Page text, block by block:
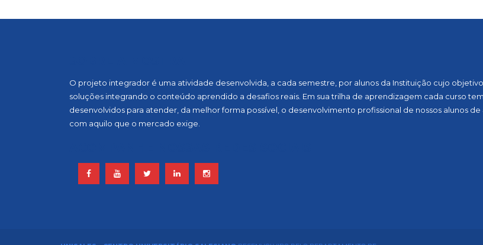
O projeto integrador é uma atividade desenvolvida, a cada semestre, por alunos da Instituição cujo
soluções integrando o conteúdo aprendido a desafios reais. Em sua trilha de aprendizagem cada curso
desenvolvidos para atender, da melhor forma possível, o desenvolvimento profissional de nossos alunos
com aquilo que o mercado exige.